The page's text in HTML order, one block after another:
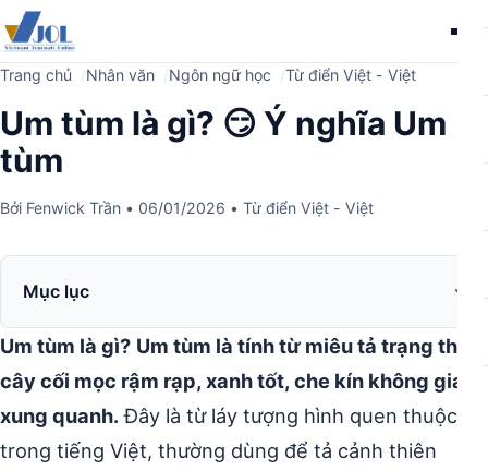
Trang chủ Nhân văn Ngôn ngữ học Từ điển Việt - Việt
Um tùm là gì? 😏 Ý nghĩa Um
tùm
Bởi Fenwick Trần • 06/01/2026 • Từ điển Việt - Việt
Mục lục
Um tùm là gì? Um tùm là tính từ miêu tả trạng thái
cây cối mọc rậm rạp, xanh tốt, che kín không gian
xung quanh.Đây là từ láy tượng hình quen thuộc
trong tiếng Việt, thường dùng để tả cảnh thiên